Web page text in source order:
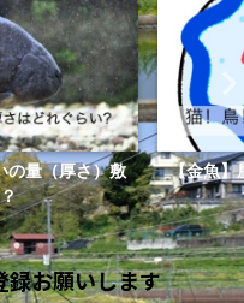
の量（厚さ）敷
【金魚】
お願いします